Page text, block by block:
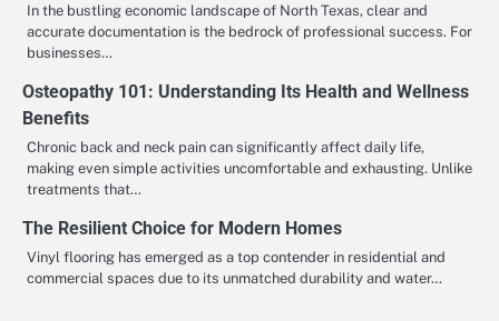
In the bustling economic landscape of North Texas, clear and
accurate documentation is the bedrock of professional success. For
businesses…
Osteopathy 101: Understanding Its Health and Wellness
Benefits
Chronic back and neck pain can significantly affect daily life,
making even simple activities uncomfortable and exhausting. Unlike
treatments that…
The Resilient Choice for Modern Homes
Vinyl flooring has emerged as a top contender in residential and
commercial spaces due to its unmatched durability and water…